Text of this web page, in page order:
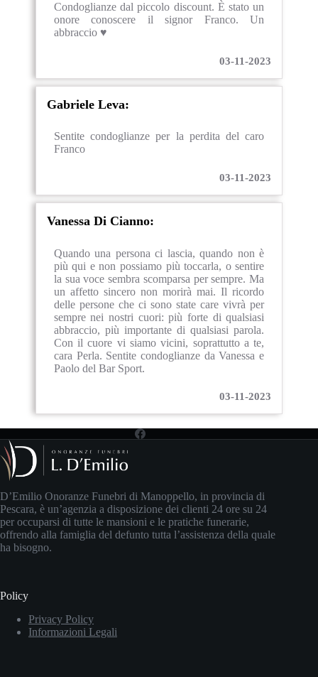
Condoglianze dal piccolo discount. È stato un
onore conoscere il signor Franco. Un
abbraccio ♥️
03-11-2023
Gabriele Leva:
Sentite condoglianze per la perdita del caro
Franco
03-11-2023
Vanessa Di Cianno:
Quando una persona ci lascia, quando non è
più qui e non possiamo più toccarla, o sentire
la sua voce sembra scomparsa per sempre. Ma
un affetto sincero non morirà mai. Il ricordo
delle persone che ci sono state care vivrà per
sempre nei nostri cuori: più forte di qualsiasi
abbraccio, più importante di qualsiasi parola.
Con il cuore vi siamo vicini, soprattutto a te,
cara Perla. Sentite condoglianze da Vanessa e
Paolo del Bar Sport.
03-11-2023
D’Emilio Onoranze Funebri di Manoppello, in provincia di
Pescara, è un’agenzia a disposizione dei clienti 24 ore su 24
per occuparsi di tutte le mansioni e le pratiche funerarie,
offrendo alla famiglia del defunto tutta l’assistenza della quale
ha bisogno.
Policy
Privacy Policy
Informazioni Legali